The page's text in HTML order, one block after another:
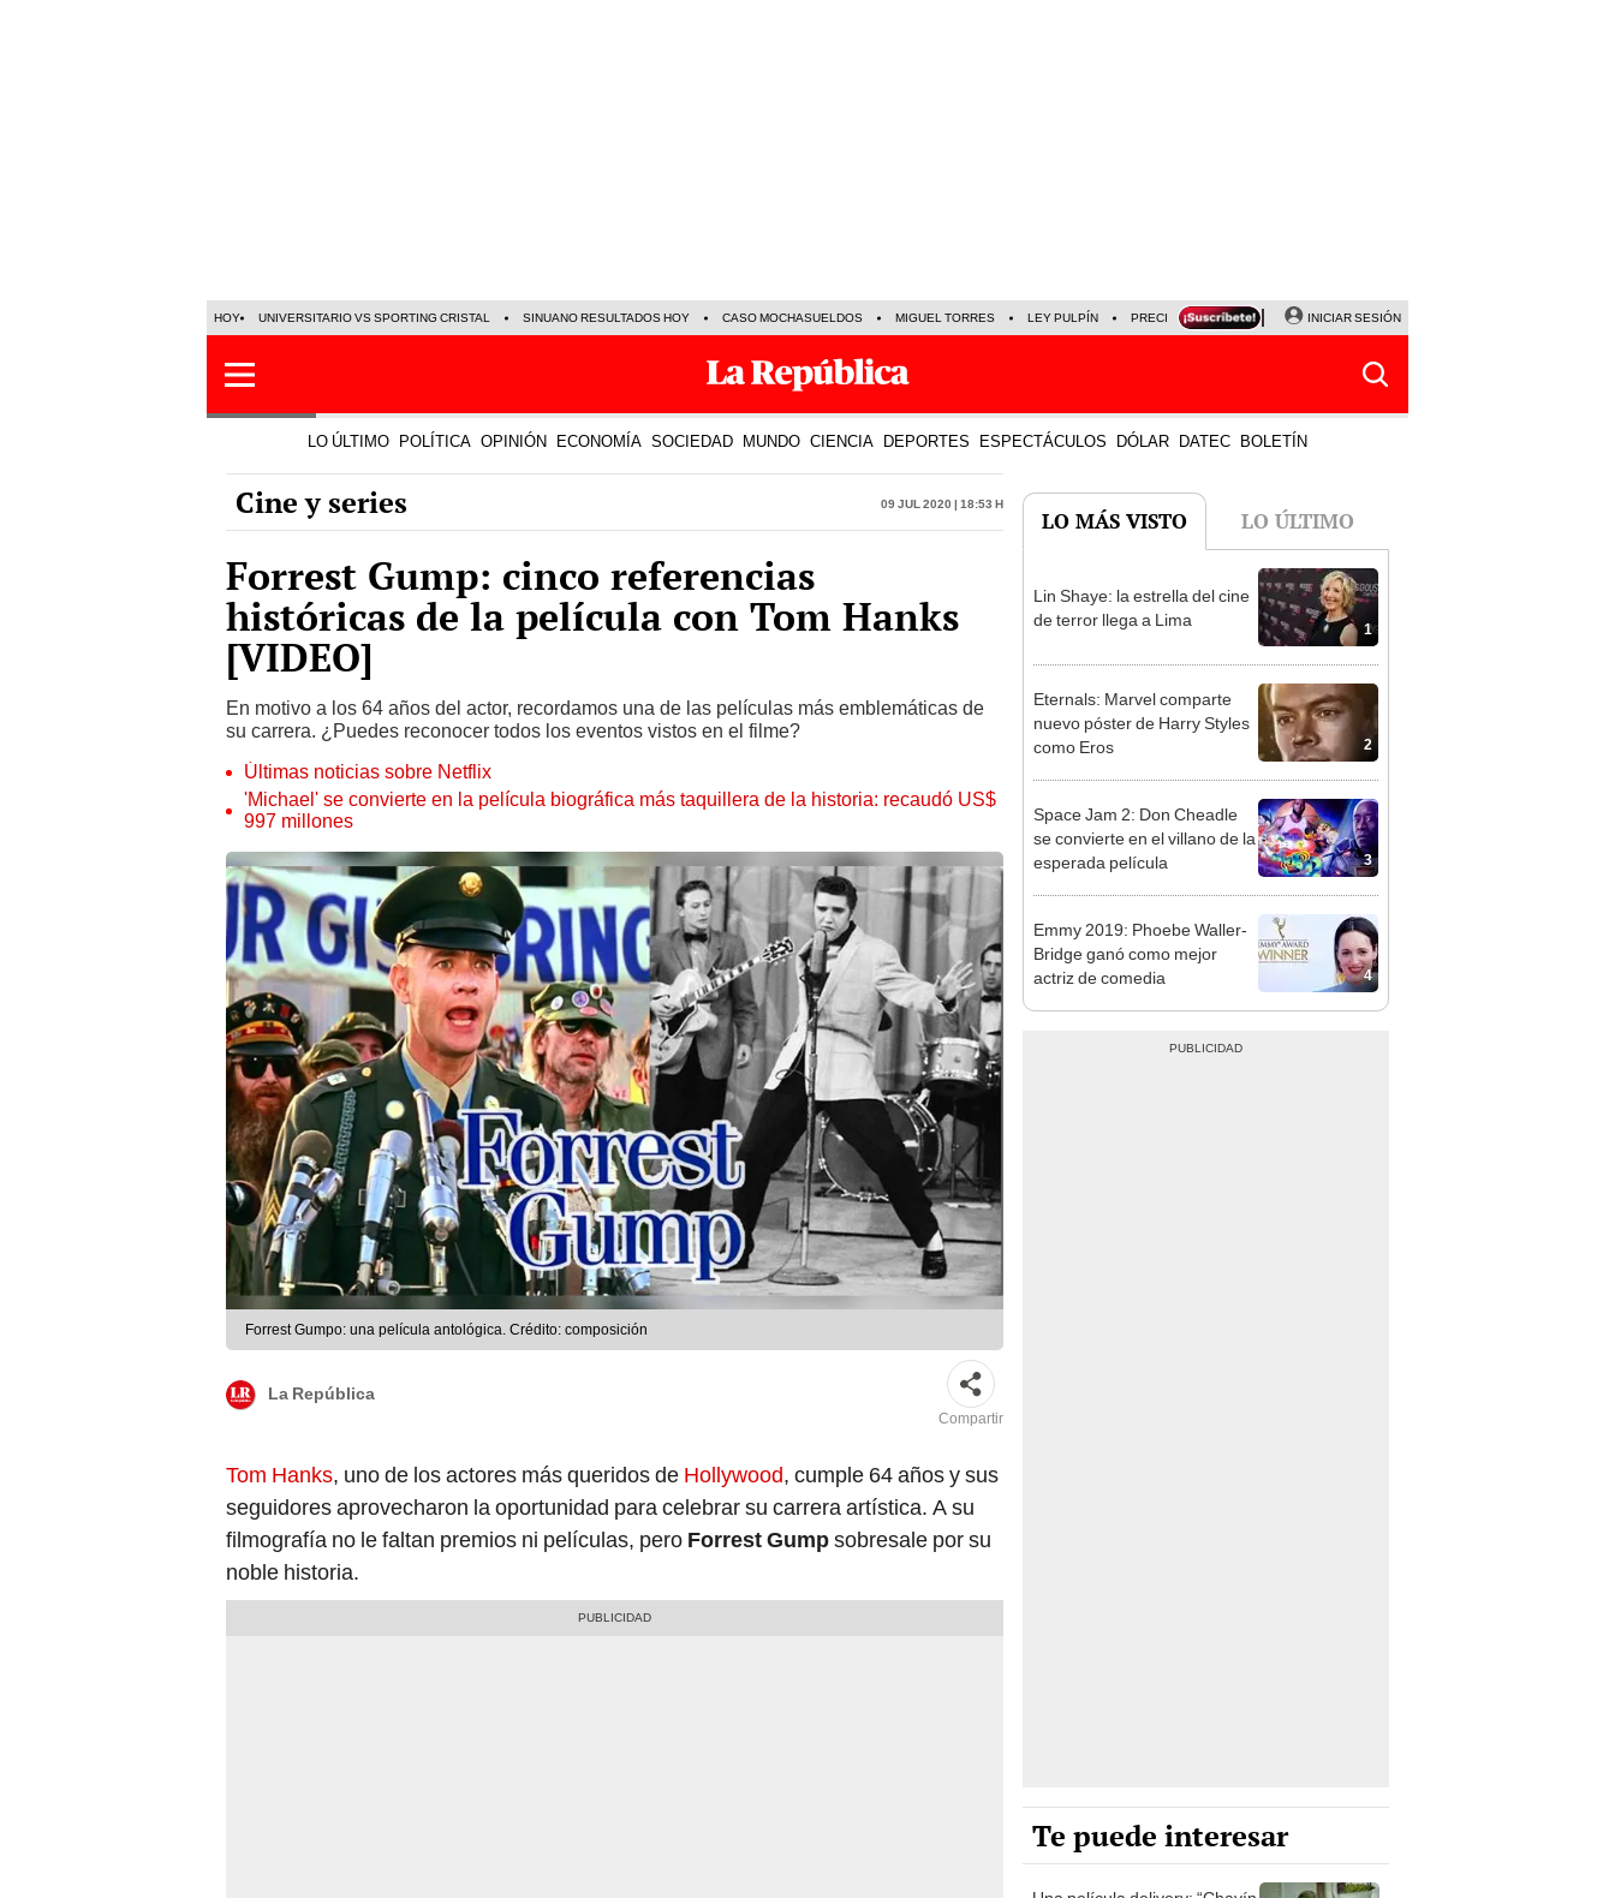
HOY UNIVERSITARIO VS SPORTING CRISTAL SINUANO RESULTADOS HOY CASO MOCHASUELDOS MIGUEL TORRES LEY PULPÍN PRECIO DEL DÓLAR CORTE DE LUZ VIERNES 7 DE AGOSTO
INICIAR SESIÓN
LO ÚLTIMO POLÍTICA OPINIÓN ECONOMÍA SOCIEDAD MUNDO CIENCIA DEPORTES ESPECTÁCULOS DÓLAR DATEC BOLETÍN
Cine y series 09 Jul 2020 | 18:53 h
Forrest Gump: cinco referencias
históricas de la película con Tom Hanks
[VIDEO]
En motivo a los 64 años del actor, recordamos una de las películas más emblemáticas de
su carrera. ¿Puedes reconocer todos los eventos vistos en el filme?
Últimas noticias sobre Netflix
'Michael' se convierte en la película biográfica más taquillera de la historia: recaudó US$
997 millones
Forrest Gumpo: una película antológica. Crédito: composición
La República
Compartir
Tom Hanks, uno de los actores más queridos de Hollywood, cumple 64 años y sus
seguidores aprovecharon la oportunidad para celebrar su carrera artística. A su
filmografía no le faltan premios ni películas, pero Forrest Gumpsobresale por su
noble historia.
LO MÁS VISTO LO ÚLTIMO
1
Lin Shaye: la estrella del cine
de terror llega a Lima
2
Eternals: Marvel comparte
nuevo póster de Harry Styles
como Eros
3
Space Jam 2: Don Cheadle
se convierte en el villano de la
esperada película
4
Emmy 2019: Phoebe Waller-
Bridge ganó como mejor
actriz de comedia
Te puede interesar